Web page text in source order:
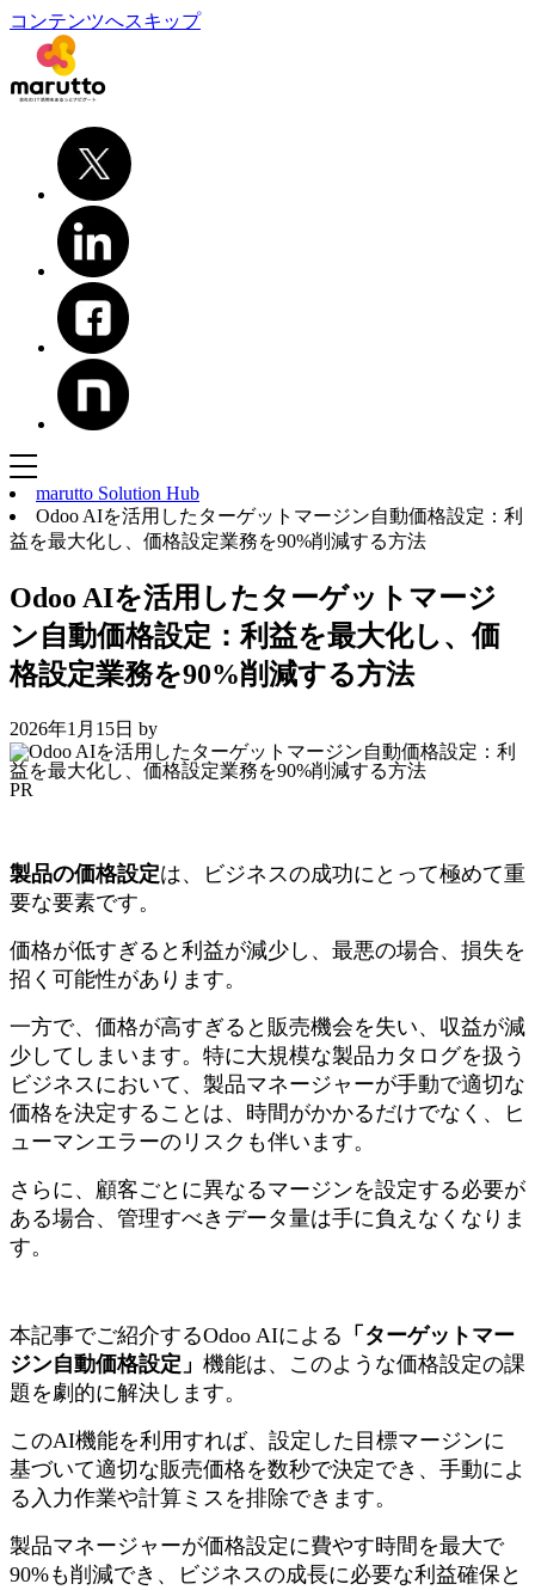
コンテンツへスキップ
marutto Solution Hub
Odoo AIを活用したターゲットマージン自動価格設定：利
益を最大化し、価格設定業務を90%削減する方法
Odoo AIを活用したターゲットマージ
ン自動価格設定：利益を最大化し、価
格設定業務を90%削減する方法
2026年1月15日 by
PR
製品の価格設定は、ビジネスの成功にとって極めて重
要な要素です。
価格が低すぎると利益が減少し、最悪の場合、損失を
招く可能性があります。
一方で、価格が高すぎると販売機会を失い、収益が減
少してしまいます。特に大規模な製品カタログを扱う
ビジネスにおいて、製品マネージャーが手動で適切な
価格を決定することは、時間がかかるだけでなく、ヒ
ューマンエラーのリスクも伴います。
さらに、顧客ごとに異なるマージンを設定する必要が
ある場合、管理すべきデータ量は手に負えなくなりま
す。
本記事でご紹介するOdoo AIによる 「ターゲットマー
ジン自動価格設定」 機能は、このような価格設定の課
題を劇的に解決します。
このAI機能を利用すれば、設定した目標マージンに
基づいて適切な販売価格を数秒で決定でき、手動によ
る入力作業や計算ミスを排除できます。
製品マネージャーが価格設定に費やす時間を最大で
90%も削減でき、ビジネスの成長に必要な利益確保と